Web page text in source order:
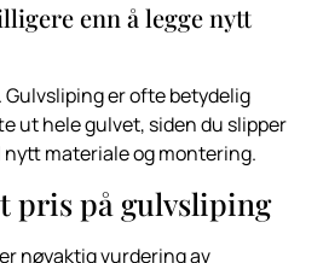
enn å legge nytt
Gulvsliping er ofte betydelig
ut hele gulvet, siden du slipper
materiale og montering.
pris på gulvsliping
nøyaktig vurdering av